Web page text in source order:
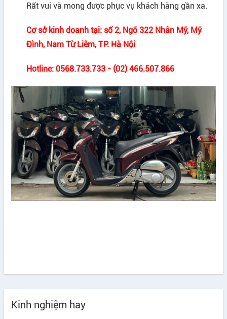
Rất vui và mong được phục vụ khách hàng gần xa.
Cơ sở kinh doanh tại: số 2, Ngõ 322 Nhân Mỹ, Mỹ
Đình, Nam Từ Liêm, TP. Hà Nội
Hotline: 0568.733.733 - (02) 466.507.866
Kinh nghiệm hay